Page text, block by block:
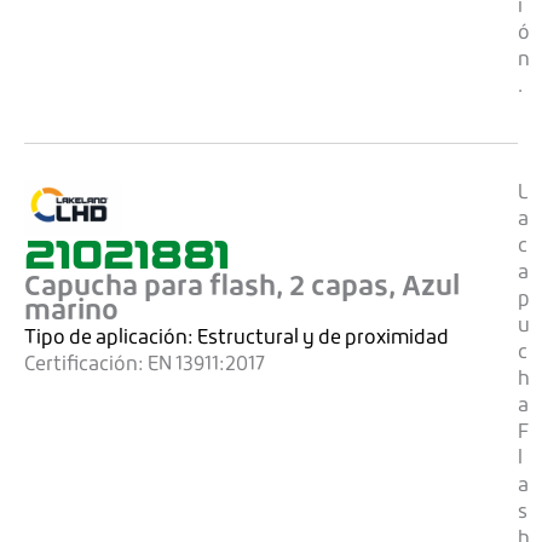
i
ó
n
.
21021881
Capucha para flash, 2 capas, Azul
marino
Tipo de aplicación: Estructural y de proximidad
Certificación: EN 13911:2017
L
a
c
a
p
u
c
h
a
F
l
a
s